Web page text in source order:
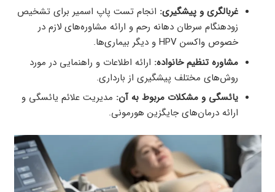
غربالگری و پیشگیری: انجام تست پاپ اسمیر برای تشخیص
زودهنگام سرطان دهانه رحم و ارائه مشاوره‌های لازم در
خصوص واکسن HPV و دیگر بیماری‌ها.
مشاوره تنظیم خانواده: ارائه اطلاعات و راهنمایی در مورد
روش‌های مختلف پیشگیری از بارداری.
یائسگی و مشکلات مربوط به آن: مدیریت علائم یائسگی و
ارائه درمان‌های جایگزین هورمونی.